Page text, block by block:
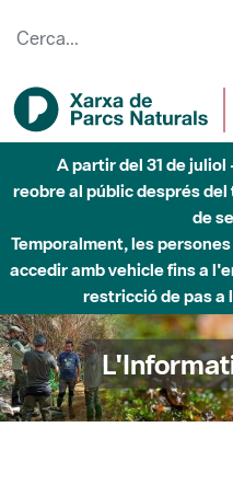
Fins al desembre
Afectacions a la llera del
obres de construcció
L'informatiu
Notícia
Xarxa - EUROPARC inicia